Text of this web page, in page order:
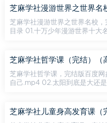
芝麻学社漫游世界之世界名校
目录 01.十万少年漫游世界十大
芝麻学社哲学课（完结）（
芝麻学社哲学课，完结版百度
自己.mp4 02.太阳到底是大还
芝麻学社儿童身高发育课（